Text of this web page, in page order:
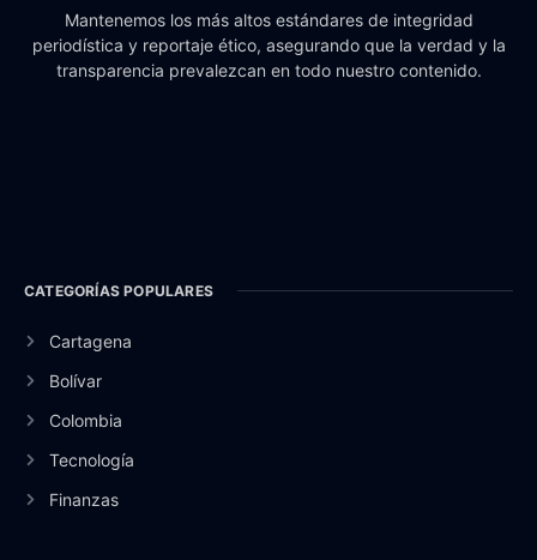
Mantenemos los más altos estándares de integridad
periodística y reportaje ético, asegurando que la verdad y la
transparencia prevalezcan en todo nuestro contenido.
CATEGORÍAS POPULARES
Cartagena
Bolívar
Colombia
Tecnología
Finanzas